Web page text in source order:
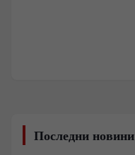
Последни новини